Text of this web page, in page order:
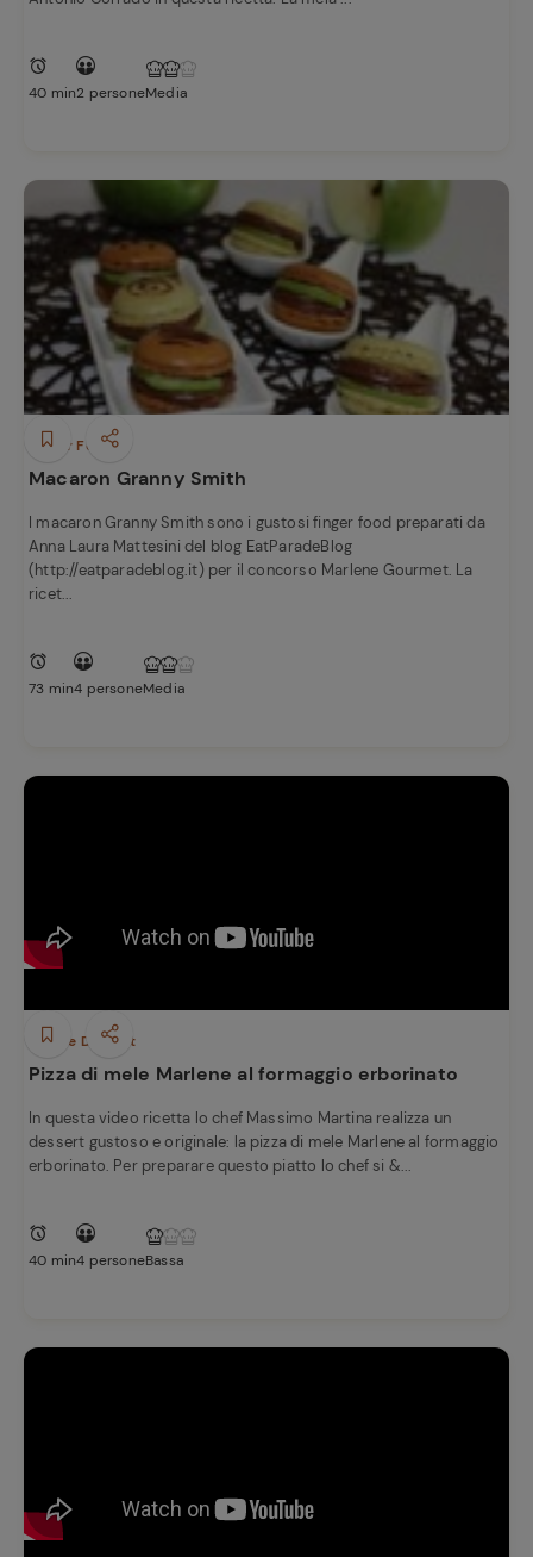
40 min2 personeMedia
Finger Food
Macaron Granny Smith
I macaron Granny Smith sono i gustosi finger food preparati da
Anna Laura Mattesini del blog EatParadeBlog
(http://eatparadeblog.it) per il concorso Marlene Gourmet. La
ricet...
73 min4 personeMedia
Dolci e Dessert
Pizza di mele Marlene al formaggio erborinato
In questa video ricetta lo chef Massimo Martina realizza un
dessert gustoso e originale: la pizza di mele Marlene al formaggio
erborinato. Per preparare questo piatto lo chef si &...
40 min4 personeBassa
Ricette
preferite